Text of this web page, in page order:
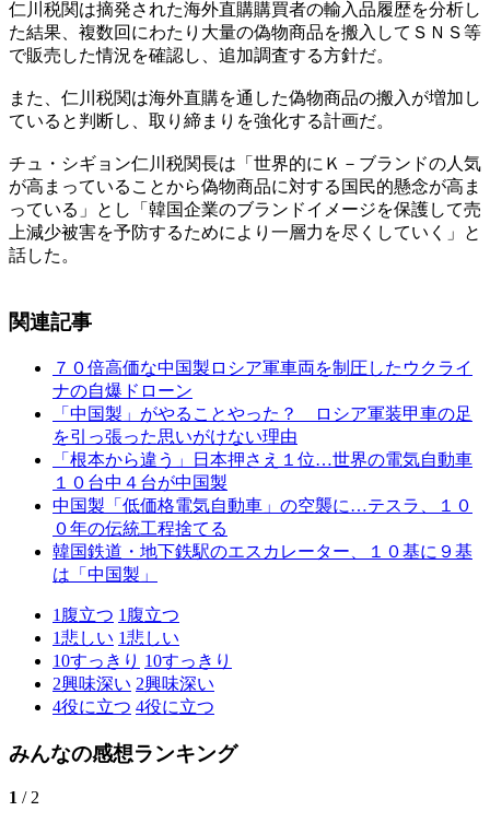
仁川税関は摘発された海外直購購買者の輸入品履歴を分析し
た結果、複数回にわたり大量の偽物商品を搬入してＳＮＳ等
で販売した情況を確認し、追加調査する方針だ。
また、仁川税関は海外直購を通した偽物商品の搬入が増加し
ていると判断し、取り締まりを強化する計画だ。
チュ・シギョン仁川税関長は「世界的にＫ－ブランドの人気
が高まっていることから偽物商品に対する国民的懸念が高ま
っている」とし「韓国企業のブランドイメージを保護して売
上減少被害を予防するためにより一層力を尽くしていく」と
話した。
関連記事
７０倍高価な中国製ロシア軍車両を制圧したウクライ
ナの自爆ドローン
「中国製」がやることやった？ ロシア軍装甲車の足
を引っ張った思いがけない理由
「根本から違う」日本押さえ１位…世界の電気自動車
１０台中４台が中国製
中国製「低価格電気自動車」の空襲に…テスラ、１０
０年の伝統工程捨てる
韓国鉄道・地下鉄駅のエスカレーター、１０基に９基
は「中国製」
1 腹立つ 1 腹立つ
1悲しい 1悲しい
10すっきり 10すっきり
2興味深い 2興味深い
4役に立つ 4役に立つ
みんなの感想ランキング
1 / 2